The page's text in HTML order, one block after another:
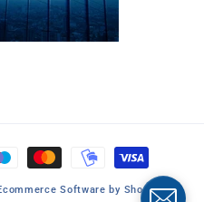
Software by Shopify